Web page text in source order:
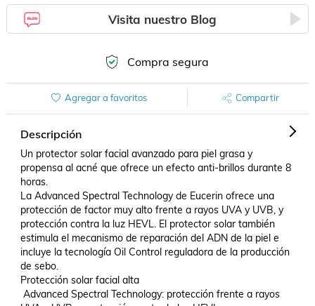
Visita nuestro Blog
Compra segura
Agregar a favoritos Compartir
Descripción
Un protector solar facial avanzado para piel grasa y
propensa al acné que ofrece un efecto anti-brillos durante 8
horas.
La Advanced Spectral Technology de Eucerin ofrece una
protección de factor muy alto frente a rayos UVA y UVB, y
protección contra la luz HEVL. El protector solar también
estimula el mecanismo de reparación del ADN de la piel e
incluye la tecnología Oil Control reguladora de la producción
de sebo.
Protección solar facial alta
Advanced Spectral Technology: protección frente a rayos